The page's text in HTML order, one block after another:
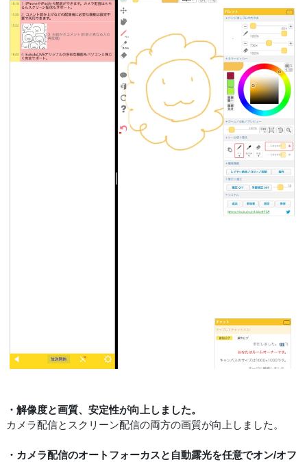
・解像度と画質、安定性が向上しました。
カメラ配信とスクリーン配信の両方の画質が向上しました。
・カメラ配信のオートフォーカスと自動露光を任意でオン/オフ